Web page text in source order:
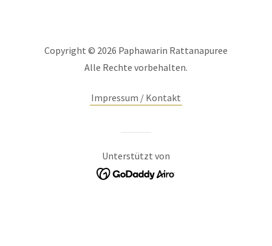
Copyright © 2026 Paphawarin Rattanapuree
Alle Rechte vorbehalten.
Impressum / Kontakt
Unterstützt von